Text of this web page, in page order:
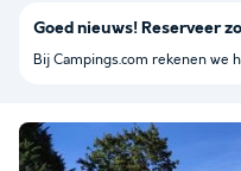
Goed nieuws! Reserveer
Bij Campings.com rekenen we